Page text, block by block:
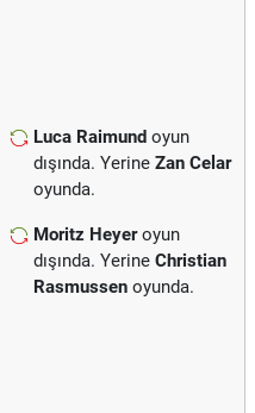
Luca Raimund oyun
dışında. Yerine Zan Celar
oyunda.
Moritz Heyeroyun
dışında. Yerine Christian
Rasmussen oyunda.